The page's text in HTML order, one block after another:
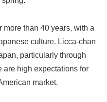
more than 40 years, with a
culture. Licca-chan
particularly through
are high expectations for
market.